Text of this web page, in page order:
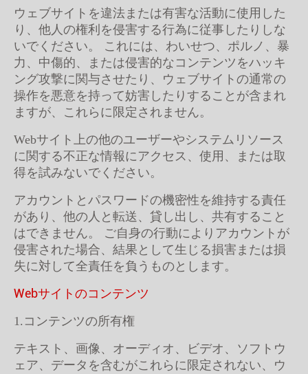
ウェブサイトを違法または有害な活動に使用した
り、他人の権利を侵害する行為に従事したりしな
いでください。 これには、わいせつ、ポルノ、暴
力、中傷的、または侵害的なコンテンツをハッキ
ング攻撃に関与させたり、ウェブサイトの通常の
操作を悪意を持って妨害したりすることが含まれ
ますが、これらに限定されません。
Webサイト上の他のユーザーやシステムリソース
に関する不正な情報にアクセス、使用、または取
得を試みないでください。
アカウントとパスワードの機密性を維持する責任
があり、他の人と転送、貸し出し、共有すること
はできません。 ご自身の行動によりアカウントが
侵害された場合、結果として生じる損害または損
失に対して全責任を負うものとします。
Webサイトのコンテンツ
1.コンテンツの所有権
テキスト、画像、オーディオ、ビデオ、ソフトウ
ェア、データを含むがこれらに限定されない、ウ